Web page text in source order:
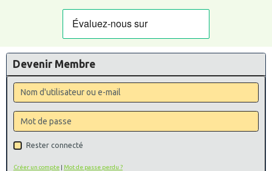
Devenir Membre
Rester connecté
Créer un compte | Mot de passe perdu ?